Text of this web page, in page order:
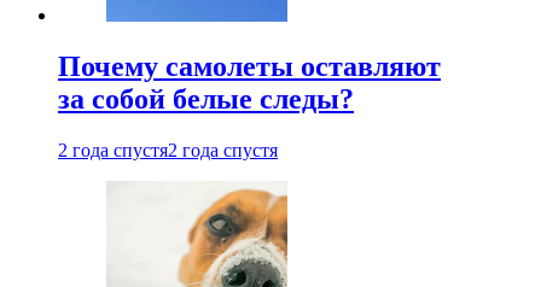
Почему самолеты оставляют
за собой белые следы?
2 года спустя2 года спустя